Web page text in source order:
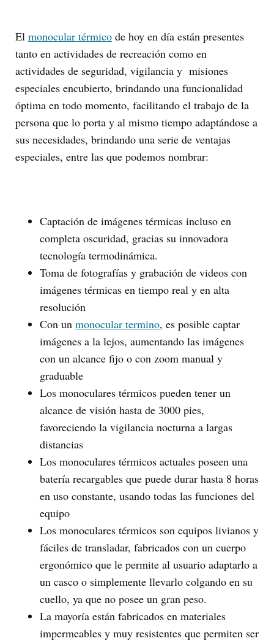
El monocular térmico de hoy en día están presentes
tanto en actividades de recreación como en
actividades de seguridad, vigilancia y misiones
especiales encubierto, brindando una funcionalidad
óptima en todo momento, facilitando el trabajo de la
persona que lo porta y al mismo tiempo adaptándose a
sus necesidades, brindando una serie de ventajas
especiales, entre las que podemos nombrar:
Captación de imágenes térmicas incluso en
completa oscuridad, gracias su innovadora
tecnología termodinámica.
Toma de fotografías y grabación de videos con
imágenes térmicas en tiempo real y en alta
resolución
Con un monocular termino, es posible captar
imágenes a la lejos, aumentando las imágenes
con un alcance fijo o con zoom manual y
graduable
Los monoculares térmicos pueden tener un
alcance de visión hasta de 3000 pies,
favoreciendo la vigilancia nocturna a largas
distancias
Los monoculares térmicos actuales poseen una
batería recargables que puede durar hasta 8 horas
en uso constante, usando todas las funciones del
equipo
Los monoculares térmicos son equipos livianos y
fáciles de transladar, fabricados con un cuerpo
ergonómico que le permite al usuario adaptarlo a
un casco o simplemente llevarlo colgando en su
cuello, ya que no posee un gran peso.
La mayoría están fabricados en materiales
impermeables y muy resistentes que permiten ser